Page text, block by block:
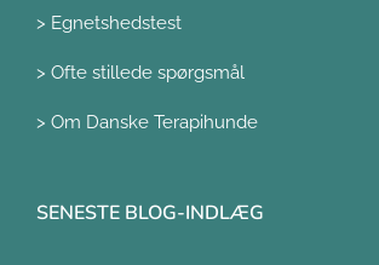
> Egnetshedstest
> Ofte stillede spørgsmål
> Om Danske Terapihunde
SENESTE BLOG-INDLÆG